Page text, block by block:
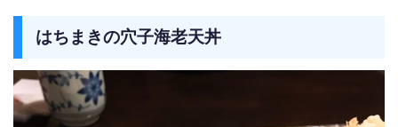
はちまきの穴子海老天丼